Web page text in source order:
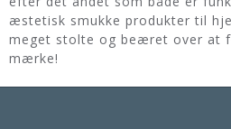
æstetisk smukke produkter til
meget stolte og beæret over at
mærke!